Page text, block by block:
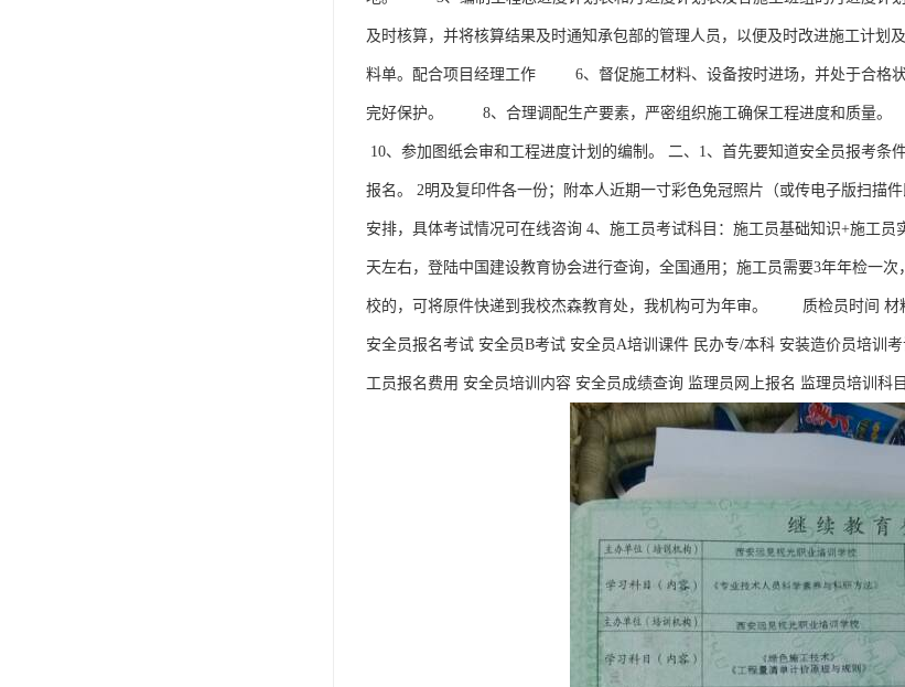
及时核算，并将核算结果及时通知承包部的管理人员，以便及时改进施工
料单。配合项目经理工作 6、督促施工材料、设备按时进场，并处于合
完好保护。 8、合理调配生产要素，严密组织施工确保工程进度和质
10、参加图纸会审和工程进度计划的编制。 二、1、首先要知道安全员报考
报名。 2明及复印件各一份；附本人近期一寸彩色免冠照片（或传电子版扫描
安排，具体考试情况可在线咨询 4、施工员考试科目：施工员基础知识+施工
天左右，登陆中国建设教育协会进行查询，全国通用；施工员需要3年年检一
校的，可将原件快递到我校杰森教育处，我机构可为年审。 质检员时间 材
安全员报名考试 安全员B考试 安全员A培训课件 民办专/本科 安装造价员培训
工员报名费用 安全员培训内容 安全员成绩查询 监理员网上报名 监理员培训科